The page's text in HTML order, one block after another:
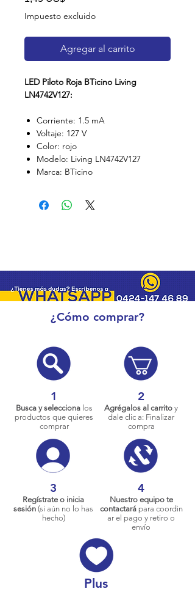
Impuesto excluido
Agregar al carrito
LED Piloto Roja BTicino Living
LN4742V127:
Corriente: 1.5 mA
Voltaje: 127 V
Color: rojo
Modelo: Living LN4742V127
Marca: BTicino
¿Cómo comprar?
1
Busca y seleccionalos
productos que quieres
comprar
2
Agrégalos al carrito y
dale clic a: Finalizar
compra
3
Regístrate o inicia
sesión (si aún no lo has
hecho)
4
Nuestro equipo te
contactarápara coordin
ar el pago y retiro o
envío
Plus